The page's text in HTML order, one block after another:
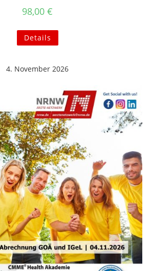
98,00 €
Details
4. November 2026